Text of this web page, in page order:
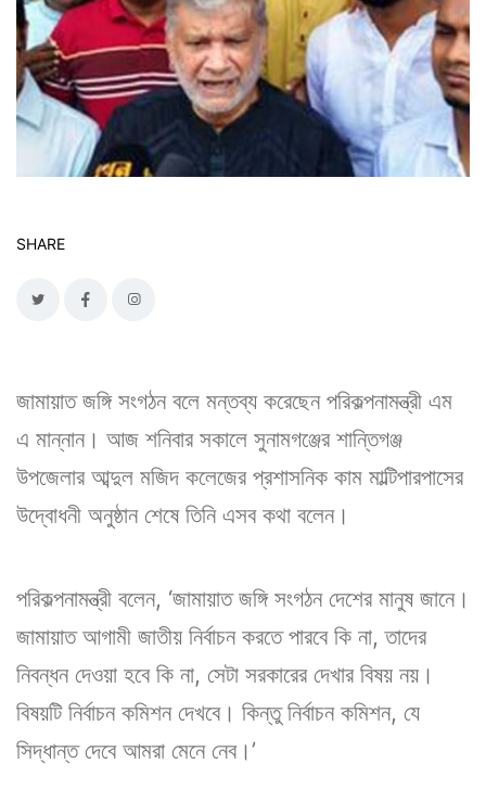
SHARE
জামায়াত জঙ্গি সংগঠন বলে মন্তব্য করেছেন পরিকল্পনামন্ত্রী এম
এ মান্নান। আজ শনিবার সকালে সুনামগঞ্জের শান্তিগঞ্জ
উপজেলার আব্দুল মজিদ কলেজের প্রশাসনিক কাম মাল্টিপারপাসের
উদ্বোধনী অনুষ্ঠান শেষে তিনি এসব কথা বলেন।
পরিকল্পনামন্ত্রী বলেন, ‘জামায়াত জঙ্গি সংগঠন দেশের মানুষ জানে।
জামায়াত আগামী জাতীয় নির্বাচন করতে পারবে কি না, তাদের
নিবন্ধন দেওয়া হবে কি না, সেটা সরকারের দেখার বিষয় নয়।
বিষয়টি নির্বাচন কমিশন দেখবে। কিন্তু নির্বাচন কমিশন, যে
সিদ্ধান্ত দেবে আমরা মেনে নেব।’